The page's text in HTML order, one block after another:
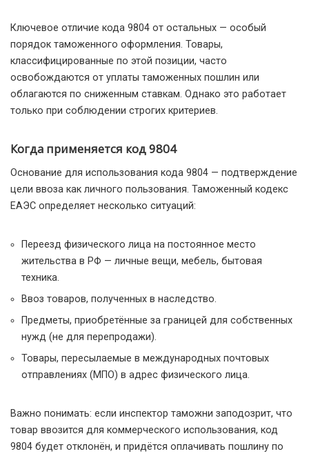
Ключевое отличие кода 9804 от остальных — особый
порядок таможенного оформления. Товары,
классифицированные по этой позиции, часто
освобождаются от уплаты таможенных пошлин или
облагаются по сниженным ставкам. Однако это работает
только при соблюдении строгих критериев.
Когда применяется код 9804
Основание для использования кода 9804 — подтверждение
цели ввоза как личного пользования. Таможенный кодекс
ЕАЭС определяет несколько ситуаций:
Переезд физического лица на постоянное место
жительства в РФ — личные вещи, мебель, бытовая
техника.
Ввоз товаров, полученных в наследство.
Предметы, приобретённые за границей для собственных
нужд (не для перепродажи).
Товары, пересылаемые в международных почтовых
отправлениях (МПО) в адрес физического лица.
Важно понимать: если инспектор таможни заподозрит, что
товар ввозится для коммерческого использования, код
9804 будет отклонён, и придётся оплачивать пошлину по